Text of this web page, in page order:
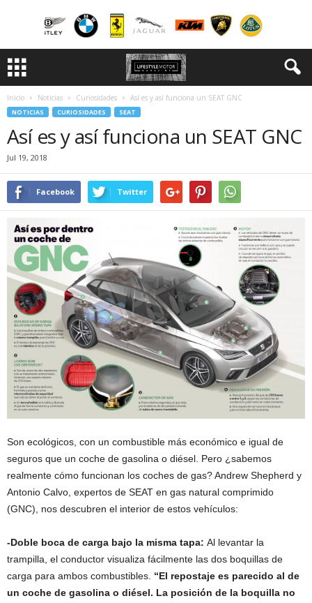
Inicio Noticias Curiosidades Así es y así funciona un SEAT GNC
NOTICIAS CURIOSIDADES SEAT
Así es y así funciona un SEAT GNC
Jul 19, 2018
Facebook Twitter
Son ecológicos, con un combustible más económico e igual de
seguros que un coche de gasolina o diésel. Pero ¿sabemos
realmente cómo funcionan los coches de gas? Andrew Shepherd y
Antonio Calvo, expertos de SEAT en gas natural comprimido
(GNC), nos descubren el interior de estos vehículos:
-Doble boca de carga bajo la misma tapa: Al levantar la
trampilla, el conductor visualiza fácilmente las dos boquillas de
carga para ambos combustibles. “El repostaje es parecido al de
un coche de gasolina o diésel. La posición de la boquilla no